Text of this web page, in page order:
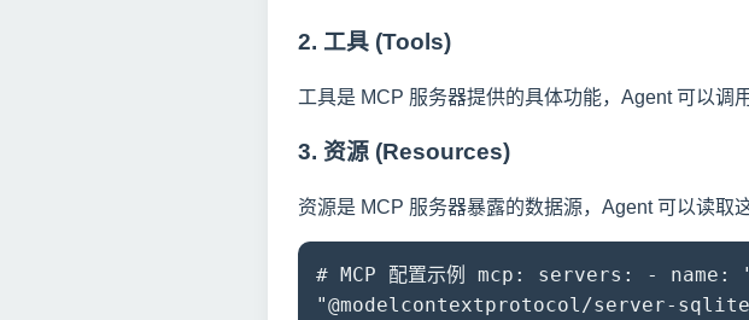
2. 工具 (Tools)
工具是 MCP 服务器提供的具体功能，Agent 可以调
3. 资源 (Resources)
资源是 MCP 服务器暴露的数据源，Agent 可以读取
# MCP 配置示例 mcp: servers: -
"@modelcontextprotocol/server-